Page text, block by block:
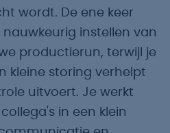
wordt. De ene keer
instellen van
productierun, terwijl je
kleine storing verhelpt
uitvoert. Je werkt
in een klein